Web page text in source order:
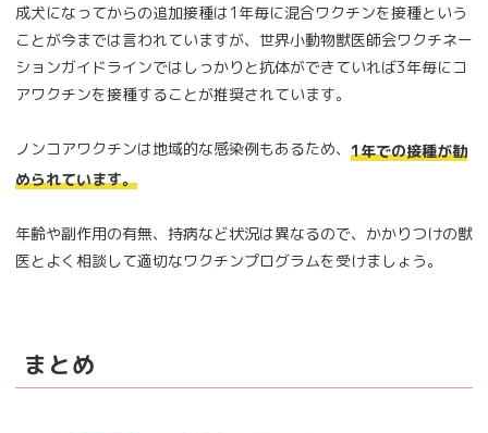
成犬になってからの追加接種は1年毎に混合ワクチンを接種という
ことが今までは言われていますが、世界小動物獣医師会ワクチネー
ションガイドラインではしっかりと抗体ができていれば3年毎にコ
アワクチンを接種することが推奨されています。
ノンコアワクチンは地域的な感染例もあるため、 1年での接種が勧
められています。
年齢や副作用の有無、持病など状況は異なるので、かかりつけの獣
医とよく相談して適切なワクチンプログラムを受けましょう。
まとめ